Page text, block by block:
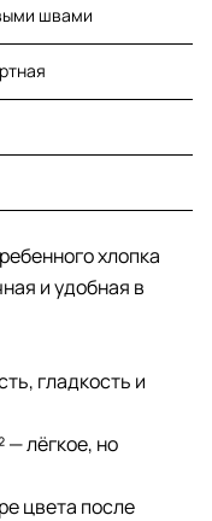
швами
хлопка
и удобная в
гладкость и
— лёгкое, но
цвета после